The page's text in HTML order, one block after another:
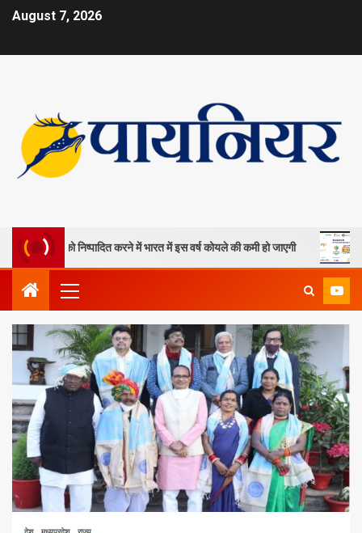
August 7, 2026
को निष्पादित करने में भारत में इस वर्ष कोयले की कमी हो जाएगी ओपी